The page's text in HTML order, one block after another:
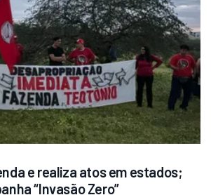
e realiza atos em estados;
“Invasão Zero”